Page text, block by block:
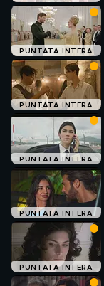
PUNTATA INTERA
PUNTATA INTERA
PUNTATA INTERA
PUNTATA INTERA
PUNTATA INTERA